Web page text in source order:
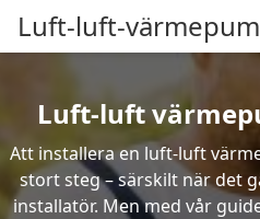
Luft-luft-
Luft-luft
Att installera en luft-luft
stort steg – särskilt när det
installatör. Men med vår